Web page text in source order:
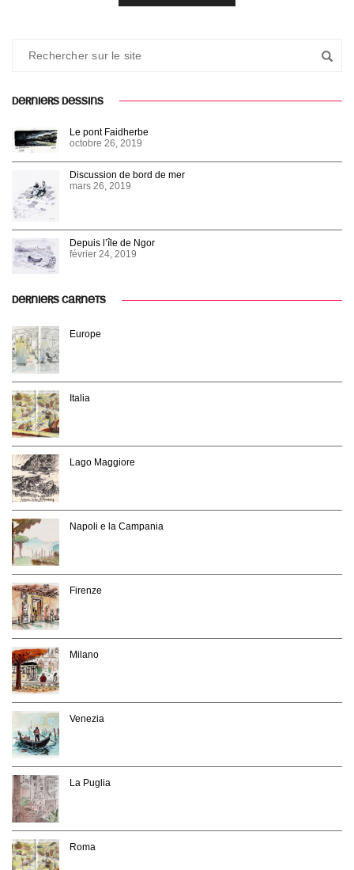
DERNIERS DESSINS
Le pont Faidherbe
octobre 26, 2019
Discussion de bord de mer
mars 26, 2019
Depuis l’île de Ngor
février 24, 2019
DERNIERS CARNETS
Europe
Italia
Lago Maggiore
Napoli e la Campania
Firenze
Milano
Venezia
La Puglia
Roma